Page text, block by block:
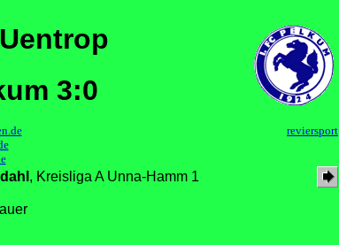
3:0
reviersport
, Kreisliga A Unna-Hamm 1